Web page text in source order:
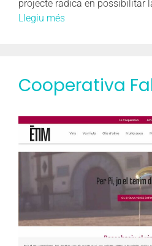
projecte radica en possibilitar
Llegiu més
Cooperativa